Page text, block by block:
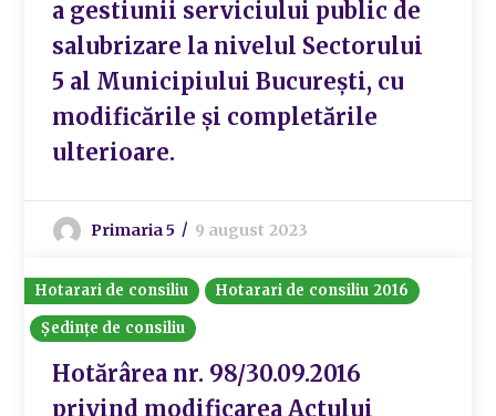
a gestiunii serviciului public de
salubrizare la nivelul Sectorului
5 al Municipiului București, cu
modificările și completările
ulterioare.
Primaria 5 9 august 2023
Hotarari de consiliu
Hotarari de consiliu 2016
Ședințe de consiliu
Hotărârea nr. 98/30.09.2016
privind modificarea Actului